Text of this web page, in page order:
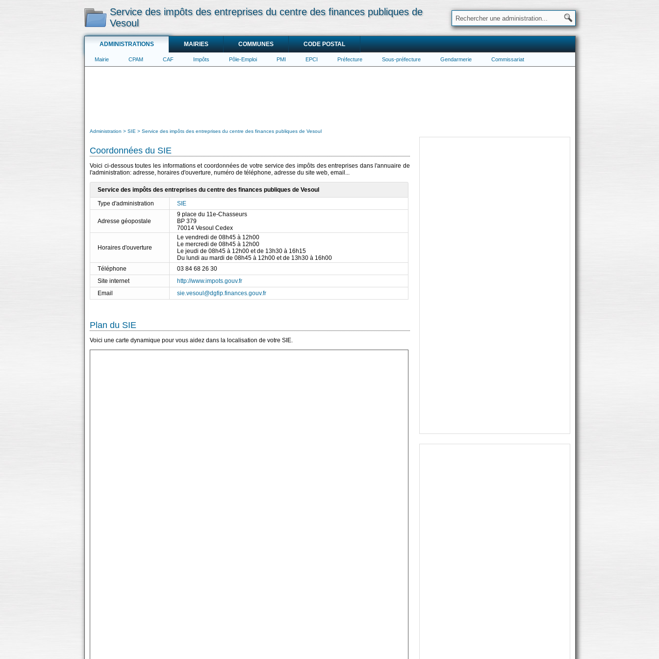
Service des impôts des entreprises du centre des finances publiques de
Vesoul
ADMINISTRATIONS MAIRIES COMMUNES CODE POSTAL
Mairie CPAM CAF Impôts Pôle-Emploi PMI EPCI Préfecture Sous-préfecture Gendarmerie Commissariat
Administration SIE Service des impôts des entreprises du centre des finances publiques de Vesoul
Coordonnées du SIE
Voici ci-dessous toutes les informations et coordonnées de votre service des impôts des entreprises dans l'annuaire de
l'administration: adresse, horaires d'ouverture, numéro de téléphone, adresse du site web, email...
Service des impôts des entreprises du centre des finances publiques de Vesoul
Type d'administration
SIE
Adresse géopostale
9 place du 11e-Chasseurs
BP 379
70014 Vesoul Cedex
Horaires d'ouverture
Le vendredi de 08h45 à 12h00
Le mercredi de 08h45 à 12h00
Le jeudi de 08h45 à 12h00 et de 13h30 à 16h15
Du lundi au mardi de 08h45 à 12h00 et de 13h30 à 16h00
Téléphone
03 84 68 26 30
Site internet
http://www.impots.gouv.fr
Email
sie.vesoul@dgfip.finances.gouv.fr
Plan du SIE
Voici une carte dynamique pour vous aidez dans la localisation de votre SIE.